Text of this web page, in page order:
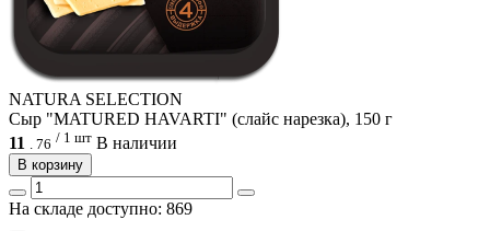
NATURA SELECTION
Сыр "MATURED HAVARTI" (слайс нарезка), 150 г
11 . 76 / 1 шт В наличии
В корзину
На складе доступно: 869